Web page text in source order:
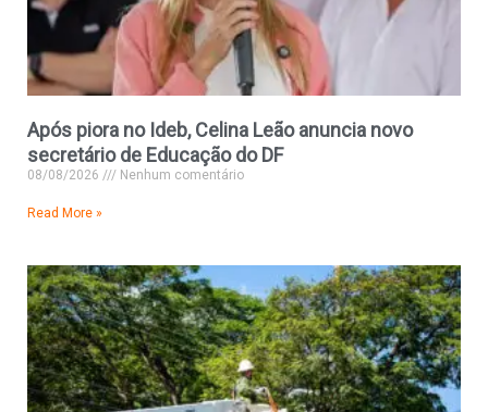
Após piora no Ideb, Celina Leão anuncia novo
secretário de Educação do DF
08/08/2026 Nenhum comentário
Read More »